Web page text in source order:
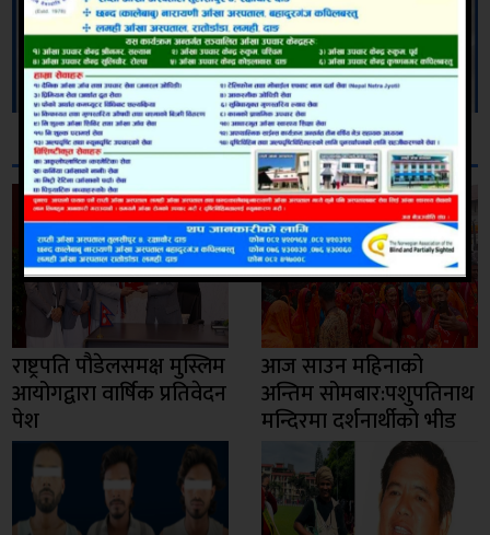
सम्बन्धित
राष्ट्रपति पौडेलसमक्ष मुस्लिम
आयोगद्वारा वार्षिक प्रतिवेदन
पेश
आज साउन महिनाको
अन्तिम सोमबार:पशुपतिनाथ
मन्दिरमा दर्शनार्थीको भीड